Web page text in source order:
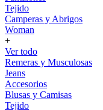
Tejido
Camperas y Abrigos
Woman
+
Ver todo
Remeras y Musculosas
Jeans
Accesorios
Blusas y Camisas
Tejido